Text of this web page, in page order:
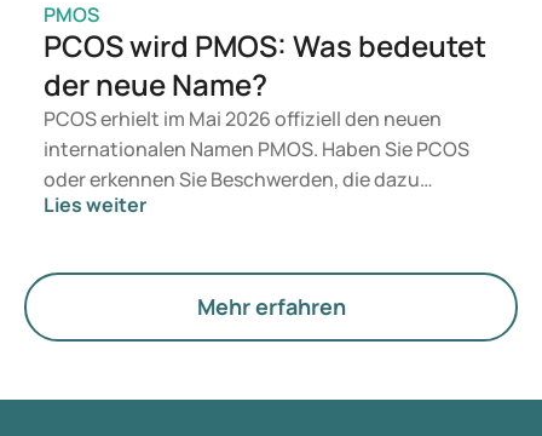
PMOS
PCOS wird PMOS: Was bedeutet
der neue Name?
PCOS erhielt im Mai 2026 offiziell den neuen
internationalen Namen PMOS. Haben Sie PCOS
oder erkennen Sie Beschwerden, die dazu
passen? Medizinisch ändert sich vorerst nichts.
Hormone, den Stoffwechsel und die Funktion der
Lies weiter
Mehr erfahren